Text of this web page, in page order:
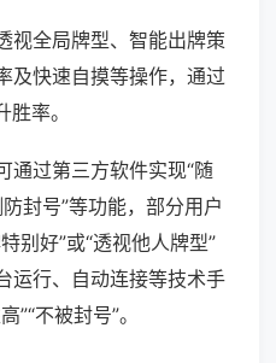
视全局牌型、智能出牌策
及快速自摸等操作，通过
率。
通过第三方软件实现“随
封号”等功能，部分用户
别好”或“透视他人牌型”
运行、自动连接等技术手
”“不被封号”。